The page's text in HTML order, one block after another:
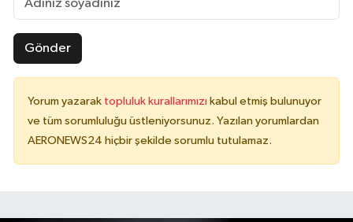
Gönder
Yorum yazarak topluluk kurallarımızı kabul etmiş bulunuyor
ve tüm sorumluluğu üstleniyorsunuz. Yazılan yorumlardan
AERONEWS24 hiçbir şekilde sorumlu tutulamaz.